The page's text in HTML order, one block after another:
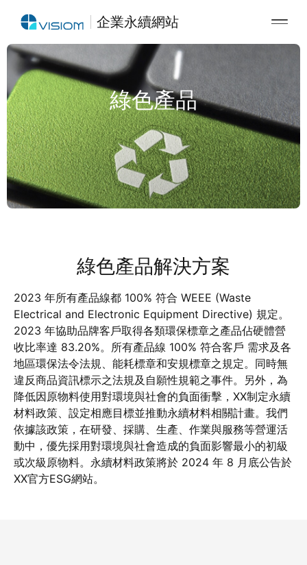
企業永續網站
綠色產品
綠色產品解決方案
2023 年所有產品線都 100% 符合 WEEE (Waste
Electrical and Electronic Equipment Directive) 規定。
2023 年協助品牌客戶取得各類環保標章之產品佔硬體營
收比率達 83.20%。所有產品線 100% 符合客戶 需求及各
地區環保法令法規、能耗標章和安規標章之規定。同時無
違反商品資訊標示之法規及自願性規範之事件。另外，為
降低因原物料使用對環境與社會的負面衝擊，XX制定永續
材料政策、設定相應目標並推動永續材料相關計畫。我們
依據該政策，在研發、採購、生產、作業與服務等營運活
動中，優先採用對環境與社會造成的負面影響最小的初級
或次級原物料。永續材料政策將於 2024 年 8 月底公告於
XX官方ESG網站。